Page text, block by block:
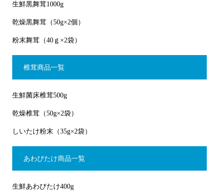
生鮮黒舞茸1000g
乾燥黒舞茸（50g×2個）
粉末舞茸（40ｇ×2袋）
椎茸商品一覧
生鮮菌床椎茸500g
乾燥椎茸（50g×2袋）
しいたけ粉末（35g×2袋）
あわびたけ商品一覧
生鮮あわびたけ400g